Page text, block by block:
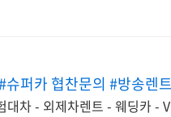
퍼카 협찬문의 #방송렌
차 - 외제차렌트 - 웨딩카 -